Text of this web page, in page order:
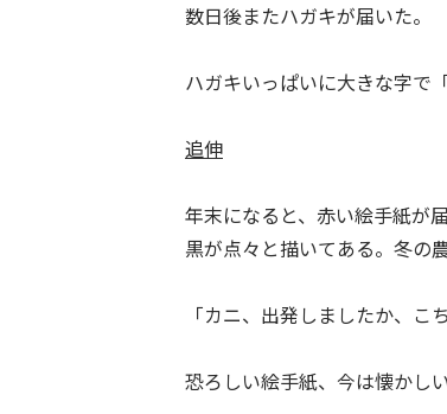
数日後またハガキが届いた。
ハガキいっぱいに大きな字で
追伸
年末になると、赤い絵手紙が
黒が点々と描いてある。冬の
「カニ、出発しましたか、こ
恐ろしい絵手紙、今は懐かし